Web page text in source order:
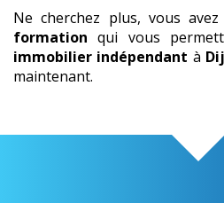
Ne cherchez plus, vous
formation qui vous
immobilier indépendant à
maintenant.